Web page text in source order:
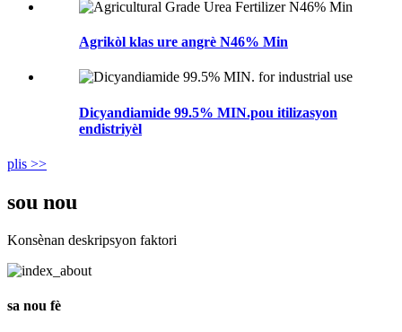
Agrikòl klas ure angrè N46% Min
Dicyandiamide 99.5% MIN.pou itilizasyon
endistriyèl
plis >>
sou nou
Konsènan deskripsyon faktori
sa nou fè